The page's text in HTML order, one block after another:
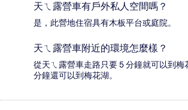
天ㄟ露營車有戶外私人空間嗎？
是，此營地住宿具有木板平台或庭院。
天ㄟ露營車附近的環境怎麼樣？
從天ㄟ露營車走路只要 5 分鐘就可以到
分鐘還可以到梅花湖。